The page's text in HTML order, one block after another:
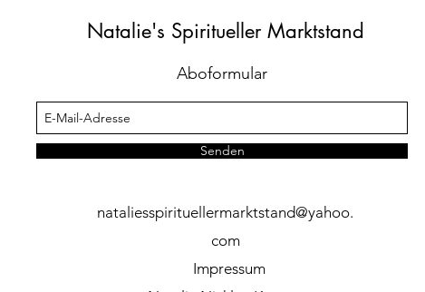
Natalie's Spiritueller Marktstand
Aboformular
Senden
nataliesspirituellermarktstand@yahoo.
com
Impressum